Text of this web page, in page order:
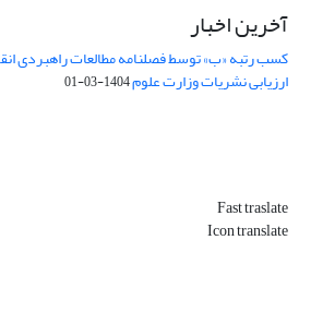
آخرین اخبار
کسب رتبه «ب» توسط فصلنامه مطالعات راهبردی
ارزیابی نشریات وزارت علوم1404-03-01
Fast traslate
Icon translate